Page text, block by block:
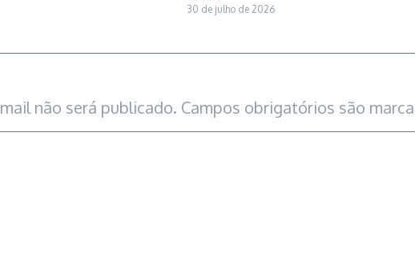
30 de julho de 2026
não será publicado. Campos obrigatórios são